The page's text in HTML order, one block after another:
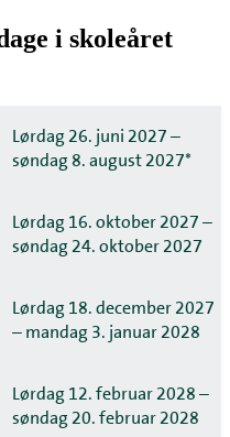
i skoleåret
Lørdag 26. juni 2027 –
søndag 8. august 2027*
Lørdag 16. oktober 2027 –
søndag 24. oktober 2027
Lørdag 18. december 2027
– mandag 3. januar 2028
Lørdag 12. februar 2028 –
søndag 20. februar 2028